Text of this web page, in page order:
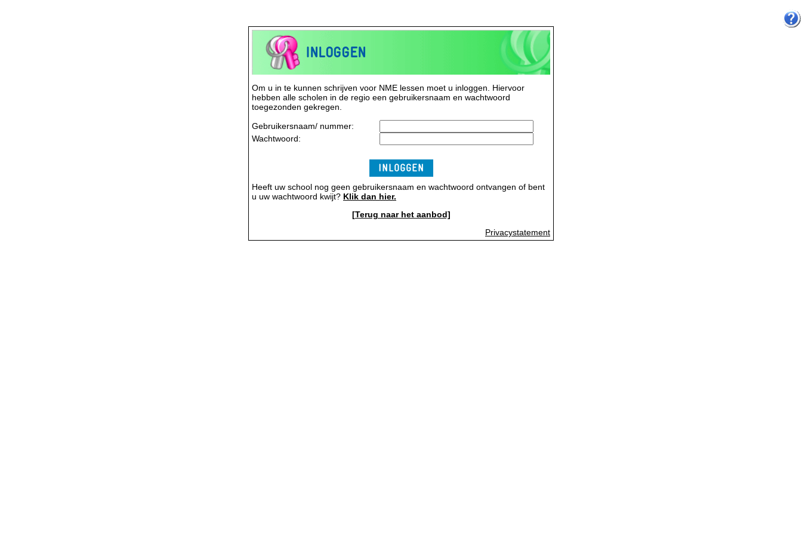
INLOGGEN
Om u in te kunnen schrijven voor NME lessen moet u inloggen. Hiervoor
hebben alle scholen in de regio een gebruikersnaam en wachtwoord
toegezonden gekregen.
Gebruikersnaam/ nummer:
Wachtwoord:
INLOGGEN
Heeft uw school nog geen gebruikersnaam en wachtwoord ontvangen of bent
u uw wachtwoord kwijt? Klik dan hier.
[Terug naar het aanbod]
Privacystatement